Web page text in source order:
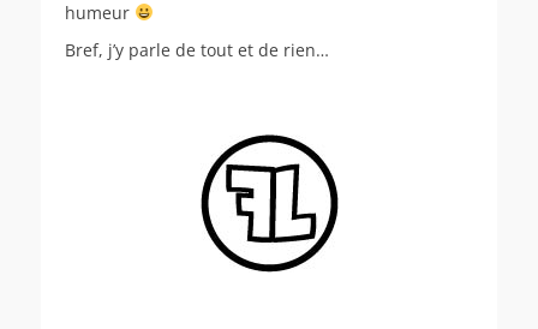
humeur
Bref, j’y parle de tout et de rien…